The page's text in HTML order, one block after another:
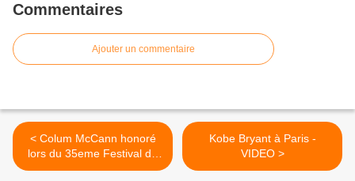
Commentaires
Ajouter un commentaire
< Colum McCann honoré
lors du 35eme Festival de
Deauville
Kobe Bryant à Paris -
VIDEO >